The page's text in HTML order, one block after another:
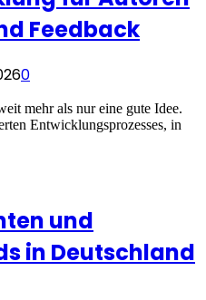
Feedback
0
mehr als nur eine gute Idee.
Entwicklungsprozesses, in
und
in Deutschland